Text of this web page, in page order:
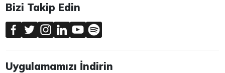
Bizi Takip Edin
Uygulamamızı İndirin